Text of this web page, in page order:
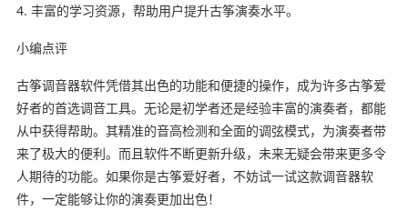
4. 丰富的学习资源，帮助用户提升古筝演奏水平。
小编点评
古筝调音器软件凭借其出色的功能和便捷的操作，成为许多古筝爱
好者的首选调音工具。无论是初学者还是经验丰富的演奏者，都能
从中获得帮助。其精准的音高检测和全面的调弦模式，为演奏者带
来了极大的便利。而且软件不断更新升级，未来无疑会带来更多令
人期待的功能。如果你是古筝爱好者，不妨试一试这款调音器软
件，一定能够让你的演奏更加出色！